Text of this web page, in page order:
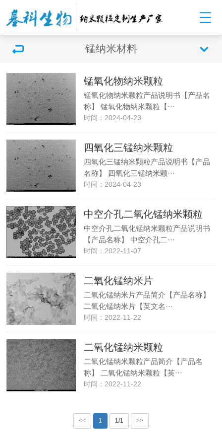
锰纳米材料
锰氧化物纳米颗粒
锰氧化物纳米颗粒产品说明书【产品名
称】 锰氧化物纳米颗粒【···
时间：2024-04-23
四氧化三锰纳米颗粒
四氧化三锰纳米颗粒产品说明书【产品
名称】 四氧化三锰纳米颗···
时间：2024-04-23
中空介孔二氧化锰纳米颗粒
中空介孔二氧化锰纳米颗粒产品说明书
【产品名称】 中空介孔二···
时间：2022-11-07
二氧化锰纳米片
二氧化锰纳米片产品简介【产品名称】
二氧化锰纳米片【英文名···
时间：2022-11-22
二氧化锰纳米颗粒
二氧化锰纳米颗粒产品简介【产品名
称】 二氧化锰纳米颗粒【英···
时间：2022-11-22
<< 1 1/1 >>